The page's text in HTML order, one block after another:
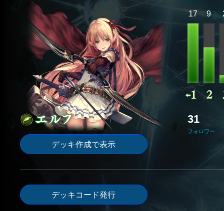
デッキ作成で表示
17 9
31
フォロワー
デッキコード発行